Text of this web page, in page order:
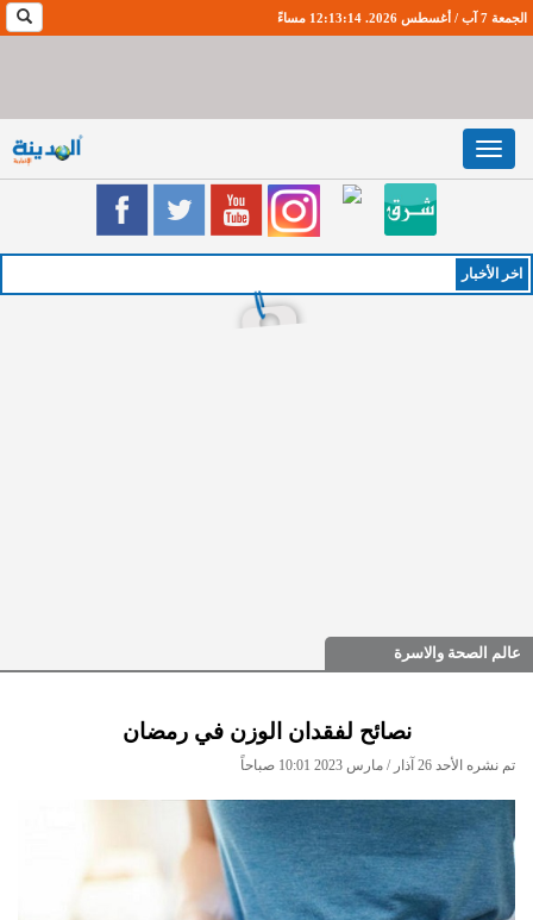
الجمعة 7 آب / أغسطس 2026. 12:13:14 مساءً
Toggle
navigation
اخر اﻷخبار
عالم الصحة والاسرة
نصائح لفقدان الوزن في رمضان
تم نشره الأحد 26 آذار / مارس 2023 10:01 صباحاً